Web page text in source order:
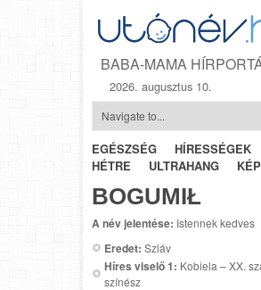
BABA-MAMA
2026. augusztus 10.
EGÉSZSÉG HÍRESSÉGEK
HÉTRE
ULTRAHANG
BOGUMIŁ
A név jelentése: Istennek kedves
Eredet: Szláv
Híres viselő 1: Kobiela – XX.
színész